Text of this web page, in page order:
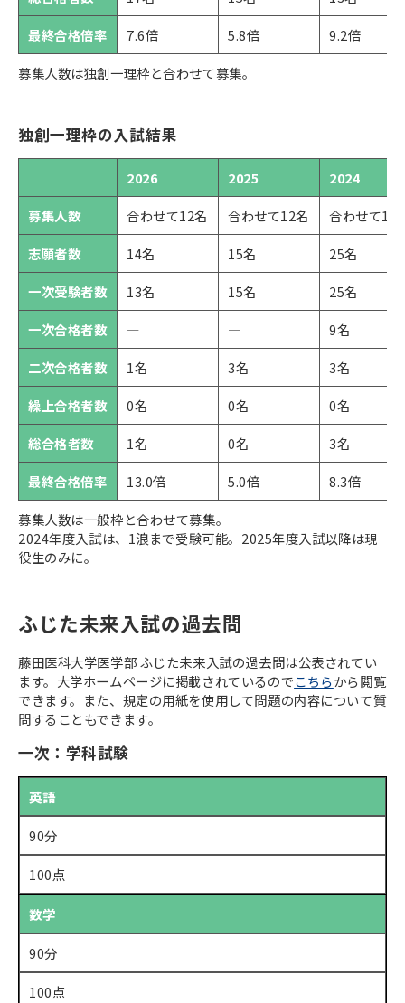
最終合格倍率
7.6倍 5.8倍
9.2倍
募集人数は独創一理枠と合わせて募集。
独創一理枠の入試結果
2026 2025
2024
募集人数
合わせて12名 合わせて12名
合わせて12
志願者数
14名 15名
25名
一次受験者数
13名 15名
25名
一次合格者数
― ―
9名
二次合格者数
1名 3名
3名
繰上合格者数
0名 0名
0名
総合格者数
1名 0名
3名
最終合格倍率
13.0倍 5.0倍
8.3倍
募集人数は一般枠と合わせて募集。
2024年度入試は、1浪まで受験可能。2025年度入試以降は現
役生のみに。
ふじた未来入試の過去問
藤田医科大学医学部 ふじた未来入試の過去問は公表されてい
ます。大学ホームページに掲載されているのでこちらから閲覧
できます。また、規定の用紙を使用して問題の内容について質
問することもできます。
一次：学科試験
英語
90分
100点
数学
90分
100点